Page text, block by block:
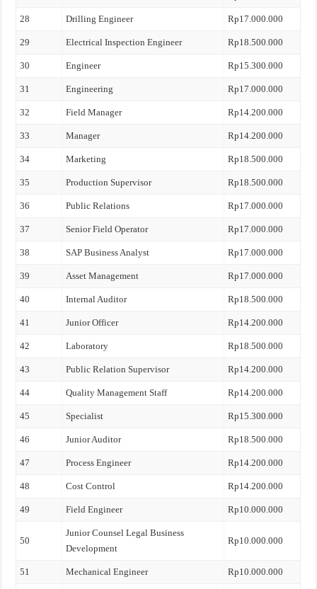
28 Drilling Engineer Rp17.000.000
29 Electrical Inspection Engineer Rp18.500.000
30 Engineer Rp15.300.000
31 Engineering Rp17.000.000
32 Field Manager Rp14.200.000
33 Manager Rp14.200.000
34 Marketing Rp18.500.000
35 Production Supervisor Rp18.500.000
36 Public Relations Rp17.000.000
37 Senior Field Operator Rp17.000.000
38 SAP Business Analyst Rp17.000.000
39 Asset Management Rp17.000.000
40 Internal Auditor Rp18.500.000
41 Junior Officer Rp14.200.000
42 Laboratory Rp18.500.000
43 Public Relation Supervisor Rp14.200.000
44 Quality Management Staff Rp14.200.000
45 Specialist Rp15.300.000
46 Junior Auditor Rp18.500.000
47 Process Engineer Rp14.200.000
48 Cost Control Rp14.200.000
49 Field Engineer Rp10.000.000
50
Junior Counsel Legal Business
Development
Rp10.000.000
51 Mechanical Engineer Rp10.000.000